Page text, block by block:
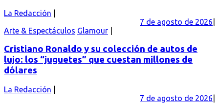
La Redacción
7 de agosto de 2026
Arte & Espectáculos Glamour
Cristiano Ronaldo y su colección de autos de
lujo: los “juguetes” que cuestan millones de
dólares
La Redacción
7 de agosto de 2026